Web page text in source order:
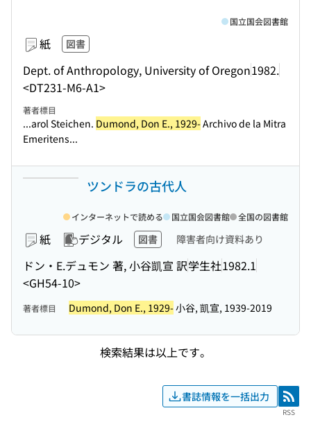
紙 図書
Dept. of Anthropology, University of Oregon1982.
<DT231-M6-A1>
国立国会図書館
著者標目
...arol Steichen. Dumond, Don E., 1929-Archivo de la Mitra
Emeritens...
ツンドラの古代人
紙 デジタル 図書 障害者向け資料あり
ドン・E.デュモン 著, 小谷凱宣 訳学生社1982.1
<GH54-10>
インターネットで読める 国立国会図書館 全国の図書館
著者標目 Dumond, Don E., 1929-小谷, 凱宣, 1939-2019
検索結果は以上です。
書誌情報を一括出力 RSS
RSS